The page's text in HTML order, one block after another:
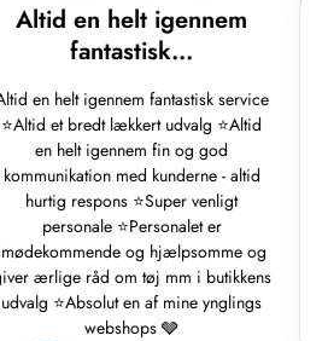
Altid en helt igennem
fantastisk…
en helt igennem fantastisk service
et bredt lækkert udvalg ⭐️Altid
en helt igennem fin og god
kommunikation med kunderne - altid
hurtig respons ⭐️Super venligt
personale ⭐️Personalet er
og hjælpsomme og
ærlige råd om tøj mm i butikkens
⭐️Absolut en af mine ynglings
webshops 🩶